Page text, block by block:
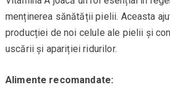
menținerea sănătății pielii. Aceasta
producției de noi celule ale pielii și
uscării și apariției ridurilor.
Alimente recomandate: